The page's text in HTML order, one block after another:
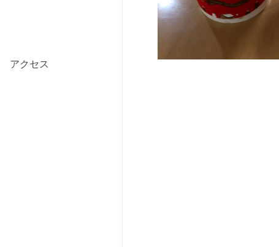
アクセス